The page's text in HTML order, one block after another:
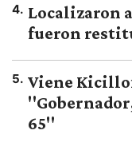
4. Localizaron
fueron
5. Viene
65"